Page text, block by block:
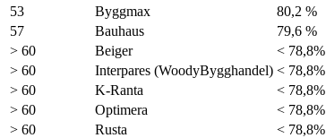
53
Byggmax
80,2 %
57
Bauhaus
79,6 %
> 60
Beiger
< 78,8%
> 60
Interpares (WoodyBygghandel) < 78,8%
> 60
K-Ranta
< 78,8%
> 60
Optimera
< 78,8%
> 60
Rusta < 78,8%